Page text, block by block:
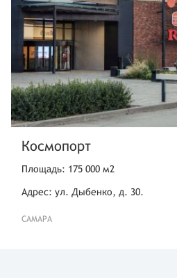
Космопорт
Площадь: 175 000 м2
Адрес: ул. Дыбенко, д. 30.
САМАРА